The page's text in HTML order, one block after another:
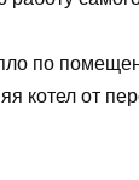
по
котел от